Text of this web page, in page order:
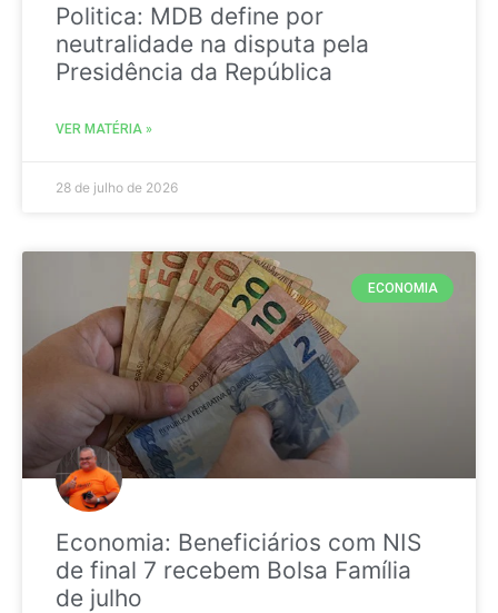
Politica: MDB define por
neutralidade na disputa pela
Presidência da República
VER MATÉRIA »
28 de julho de 2026
ECONOMIA
Economia: Beneficiários com NIS
de final 7 recebem Bolsa Família
de julho